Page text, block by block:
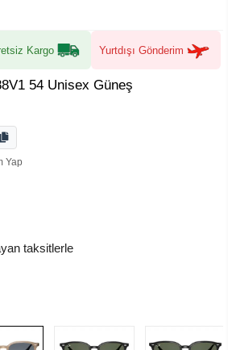
Kargo Yurtdışı Gönderim
54 Unisex Güneş
Yap
taksitlerle